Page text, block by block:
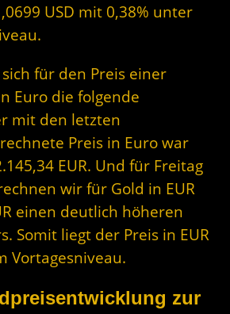
USD mit 0,38% unter
für den Preis einer
Euro die folgende
mit den letzten
Preis in Euro war
EUR. Und für Freitag
wir für Gold in EUR
einen deutlich höheren
Somit liegt der Preis in EUR
Vortagesniveau.
zur